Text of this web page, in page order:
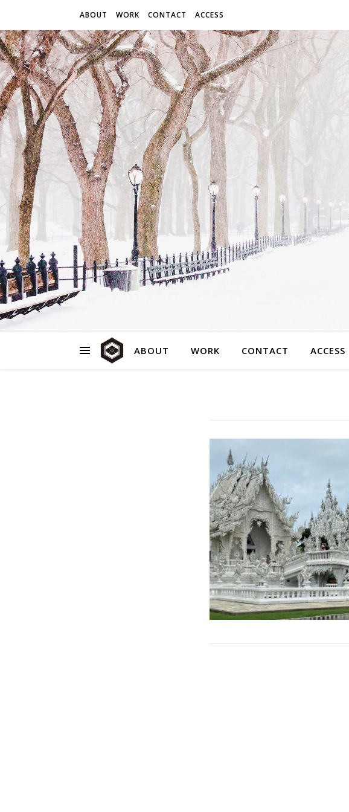
ABOUT WORK CONTACT ACCESS
ABOUT WORK CONTACT ACCESS